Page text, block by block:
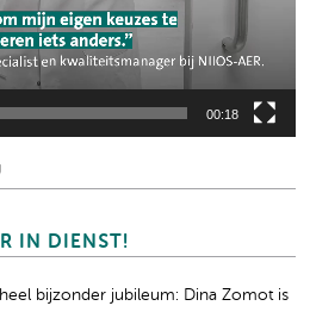
00:18
IN DIENST!
bijzonder jubileum: Dina Zomot is